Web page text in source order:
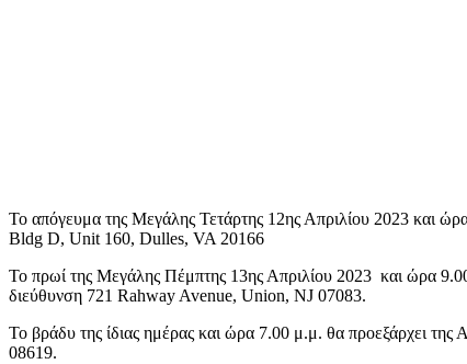
Το απόγευμα της Μεγάλης Τετάρτης 12ης Απριλίου 2023 και
Bldg D, Unit 160, Dulles, VA 20166
Το πρωί της Μεγάλης Πέμπτης 13ης Απριλίου 2023 και ώρα
διεύθυνση 721 Rahway Avenue, Union, NJ 07083.
Το βράδυ της ίδιας ημέρας και ώρα 7.00 μ.μ. θα προεξάρχει
08619.